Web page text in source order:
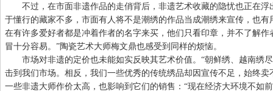
不过，在市面非遗作品的走俏背后，非遗艺术收藏的隐忧也正在浮
于懂行的藏家不多，市面有人将不是潮绣的作品当成潮绣来宣传，也
在有许多爱好者都是冲着作者的名字来买，他们只看印章，并不了解
冒十分容易。”陶瓷艺术大师梅文鼎也感受到同样的烦恼。
市场对非遗的定价也未能如实反映其艺术价值。“朝鲜绣、越南绣
击到我们市场。相反，我们一些优秀的传统绣品却因宣传不足，始终
一些非遗大师作价太高，也影响到它们的销售：“现在经济大环境不如